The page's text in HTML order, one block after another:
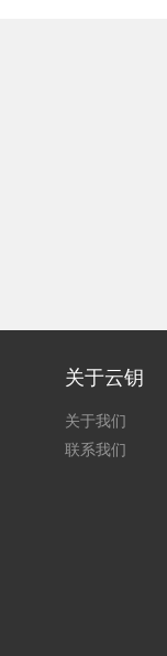
关于云钥
关于我们
联系我们